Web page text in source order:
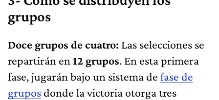
grupos
Doce grupos de cuatro: Las selecciones se
repartirán en 12 grupos. En esta primera
fase, jugarán bajo un sistema de fase de
grupos donde la victoria otorga tres